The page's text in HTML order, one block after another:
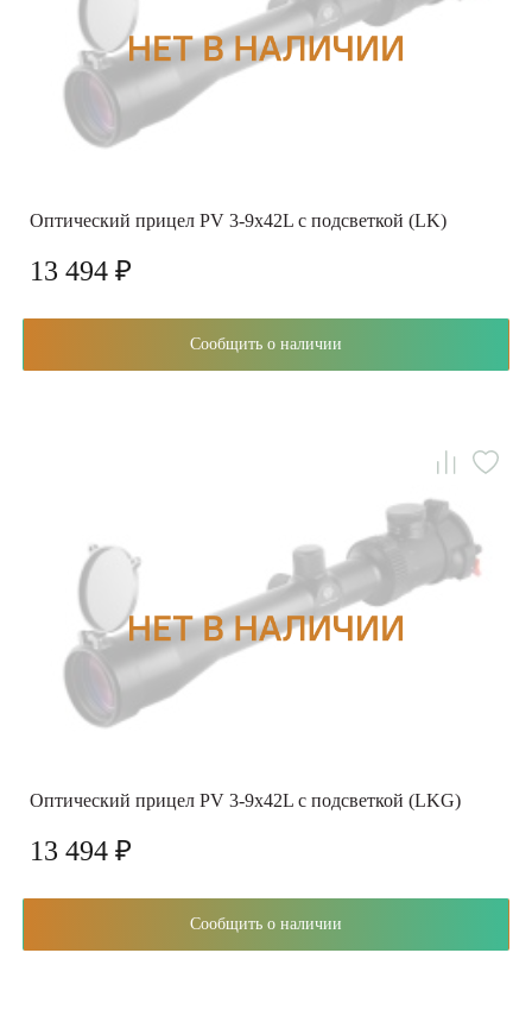
Оптический прицел PV 3-9x42L с подсветкой (LK)
13 494 ₽
Сообщить о наличии
Оптический прицел PV 3-9x42L с подсветкой (LKG)
13 494 ₽
Сообщить о наличии